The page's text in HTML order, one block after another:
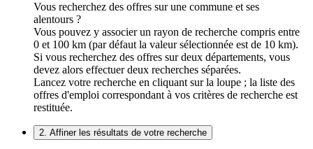
Vous recherchez des offres sur une commune et ses
alentours ?
Vous pouvez y associer un rayon de recherche compris entre
0 et 100 km (par défaut la valeur sélectionnée est de 10 km).
Si vous recherchez des offres sur deux départements, vous
devez alors effectuer deux recherches séparées.
Lancez votre recherche en cliquant sur la loupe ; la liste des
offres d'emploi correspondant à vos critères de recherche est
restituée.
2. Affiner les résultats de votre recherche